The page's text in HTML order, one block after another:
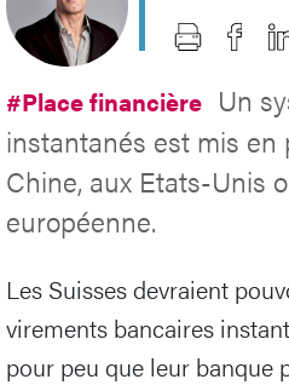
#Place financière Un
instantanés est mis en
Chine, aux Etats-Unis
européenne.
Les Suisses devraient
virements bancaires
pour peu que leur banque